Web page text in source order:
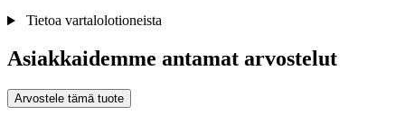
Tietoa vartalolotioneista
Asiakkaidemme antamat arvostelut
Arvostele tämä tuote